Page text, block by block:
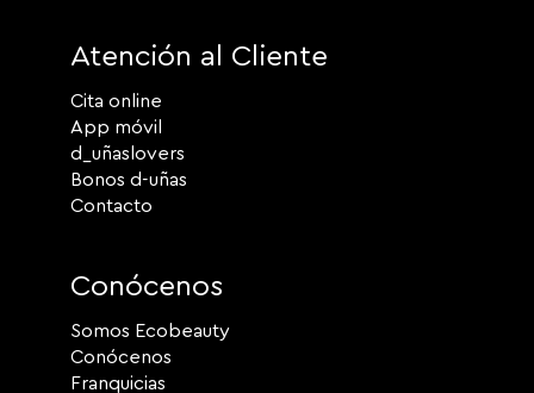
Atención al Cliente
Cita online
App móvil
d_uñaslovers
Bonos d-uñas
Contacto
Conócenos
Somos Ecobeauty
Conócenos
Franquicias